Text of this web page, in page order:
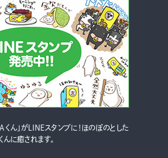
くん」がLINEスタンプに！ほのぼのとした
に癒されます。